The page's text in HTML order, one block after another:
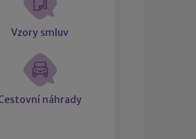
Vzory smluv
náhrady